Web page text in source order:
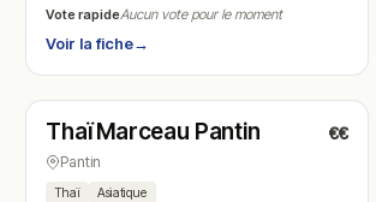
Vote rapideAucun vote pour le moment
Voir la fiche→
N° 15
Fermé(11:45 – 15:00)
Thaï Marceau Pantin €€
Pantin
Thaï Asiatique